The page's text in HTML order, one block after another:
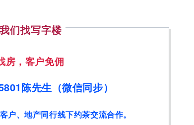
们找写字楼
房，客户免佣
陈先生（微信同步）
户、地产同行线下约茶交流合作。